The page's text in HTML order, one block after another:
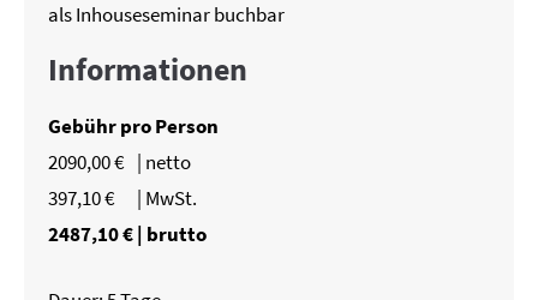
als Inhouseseminar buchbar
Informationen
Gebühr pro Person
2090,00 € | netto
397,10 €
| MwSt.
2487,10 €| brutto